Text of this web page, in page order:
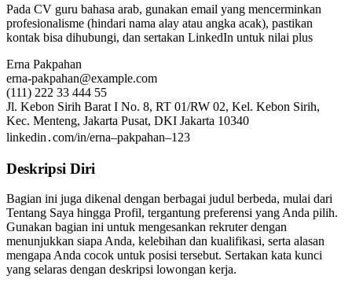
Pada CV guru bahasa arab, gunakan email yang mencerminkan
profesionalisme (hindari nama alay atau angka acak), pastikan
kontak bisa dihubungi, dan sertakan LinkedIn untuk nilai plus
Erna Pakpahan
erna-pakpahan@example.com
(111) 222 33 444 55
Jl. Kebon Sirih Barat I No. 8, RT 01/RW 02, Kel. Kebon Sirih,
Kec. Menteng, Jakarta Pusat, DKI Jakarta 10340
linkedin․com/in/erna–pakpahan–123
Deskripsi Diri
Bagian ini juga dikenal dengan berbagai judul berbeda, mulai dari
Tentang Saya hingga Profil, tergantung preferensi yang Anda pilih.
Gunakan bagian ini untuk mengesankan rekruter dengan
menunjukkan siapa Anda, kelebihan dan kualifikasi, serta alasan
mengapa Anda cocok untuk posisi tersebut. Sertakan kata kunci
yang selaras dengan deskripsi lowongan kerja.